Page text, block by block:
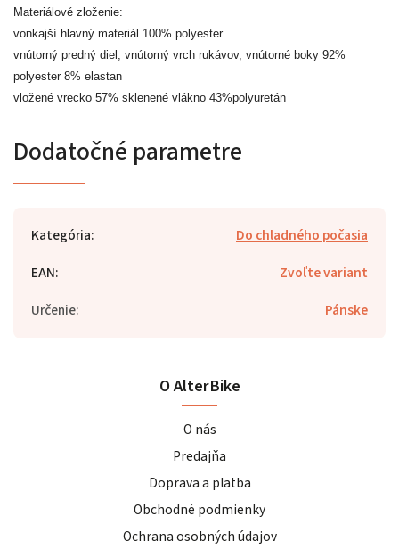
Materiálové zloženie:
vonkajší hlavný materiál 100% polyester
vnútorný predný diel, vnútorný vrch rukávov, vnútorné boky 92%
polyester 8% elastan
vložené vrecko 57% sklenené vlákno 43%polyuretán
Dodatočné parametre
Kategória:
Do chladného počasia
EAN:
Zvoľte variant
Určenie: Pánske
O AlterBike
O nás
Predajňa
Doprava a platba
Obchodné podmienky
Ochrana osobných údajov